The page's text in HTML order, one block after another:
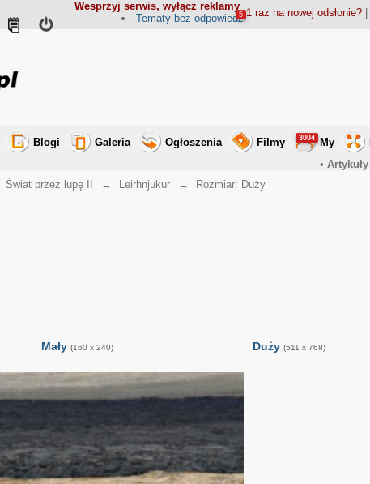
Wesprzyj serwis, wyłącz reklamy
1 raz na nowej odsłonie?|
Tematy bez odpowiedzi
5
Blogi Galeria Ogłoszenia Filmy My
3004
• Artykuły
Świat przez lupę II → Leirhnjukur → Rozmiar: Duży
Mały (160 x 240) Duży (511 x 768)